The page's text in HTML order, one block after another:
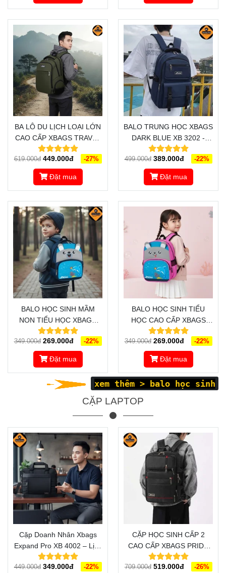
BA LÔ DU LỊCH LOẠI LỚN
CAO CẤP XBAGS TRAVEL
XB 1001 - MẪU BALO DU
LỊCH ĐẸP, THIẾT KẾ ĐA
NĂNG DÀNH CHO DÂN
PHƯỢT
619.000đ 449.000đ -27%
Đặt mua
BALO TRUNG HỌC XBAGS
DARK BLUE XB 3202 -
KIỂU DÁNG THỜI TRANG,
ĐƯỜNG NÉT HOÀN HẢO,
CHỐNG NƯỚC XỊN XÒ
499.000đ 389.000đ -22%
Đặt mua
BALO HỌC SINH MẦM
NON TIỂU HỌC XBAGS
DOLPHIN XB 3020 -
THÔNG MINH, TIỆN LỢI,
THỜI TRANG
349.000đ 269.000đ -22%
Đặt mua
BALO HỌC SINH TIỂU
HỌC CAO CẤP XBAGS
DOLPHIN XB 3021 - SẢN
PHẨM CAO CẤP, THIẾT KẾ
XINH XẮN, ĐÁNG YÊU
349.000đ 269.000đ -22%
Đặt mua
xem thêm > balo học sinh
CẶP LAPTOP
Cặp Doanh Nhân Xbags
Expand Pro XB 4002 – Lịch
Lãm, Đẳng Cấp, Chuẩn
Phong Thái Lãnh Đạo
449.000đ 349.000đ -22%
CẶP HỌC SINH CẤP 2
CAO CẤP XBAGS PRIDE
XB 4102 - THIẾT KẾ ĐA
NĂNG, THÔNG MINH,
709.000đ 519.000đ -26%